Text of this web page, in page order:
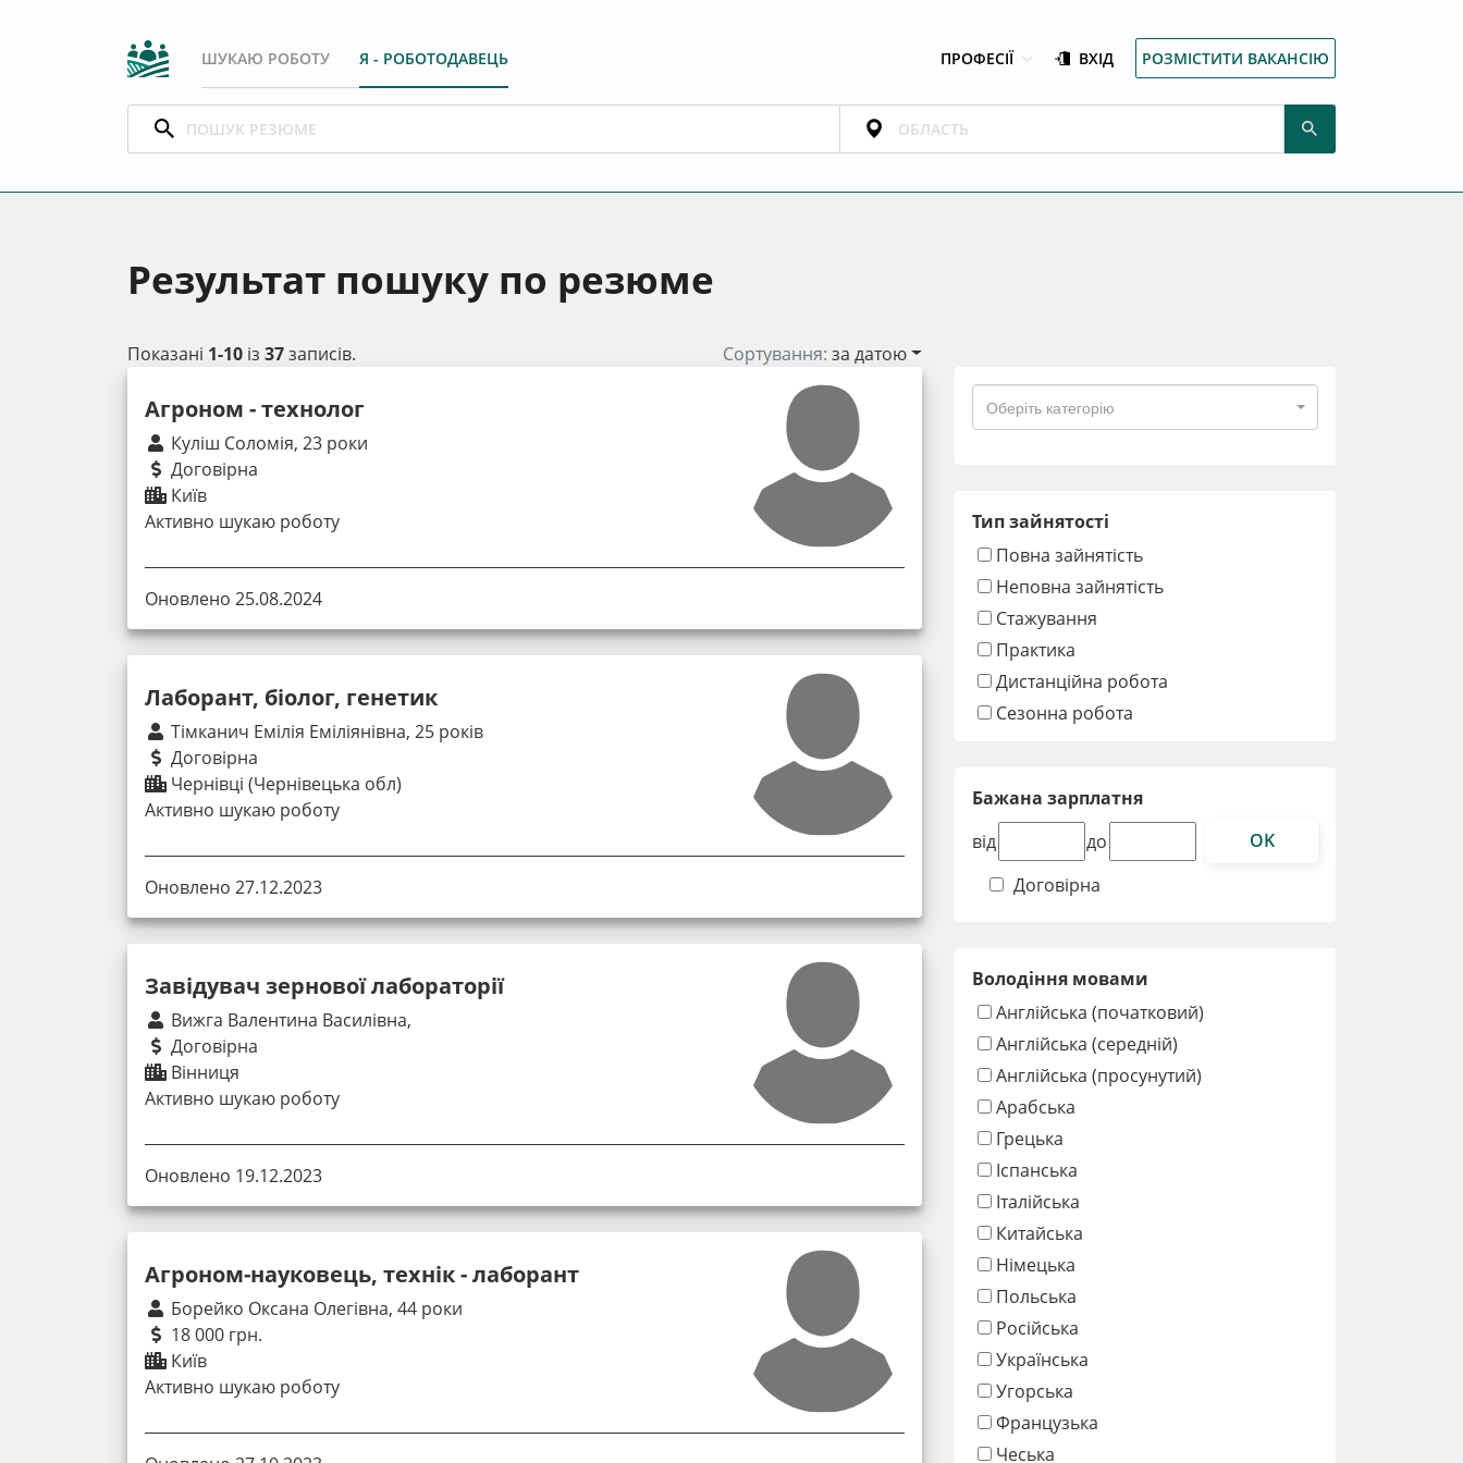
ШУКАЮ РОБОТУ Я - РОБОТОДАВЕЦЬ ПРОФЕСІЇ ВХІД РОЗМІСТИТИ ВАКАНСІЮ
Результат пошуку по резюме
Показані 1-10 із 37записів. Сортування:за датою
Агроном - технолог
Куліш Соломія, 23 роки
Договірна
Київ
Активно шукаю роботу
Оновлено 25.08.2024
Лаборант, біолог, генетик
Тімканич Емілія Еміліянівна, 25 років
Договірна
Чернівці (Чернівецька обл)
Активно шукаю роботу
Оновлено 27.12.2023
Завідувач зернової лабораторії
Вижга Валентина Василівна,
Договірна
Вінниця
Активно шукаю роботу
Оновлено 19.12.2023
Агроном-науковець, технік - лаборант
Борейко Оксана Олегівна, 44 роки
18 000 грн.
Київ
Активно шукаю роботу
Оберіть категорію
Тип зайнятості
Повна зайнятість
Неповна зайнятість
Стажування
Практика
Дистанційна робота
Сезонна робота
Бажана зарплатня
від
до
OK
Договірна
Володіння мовами
Англійська (початковий)
Англійська (середній)
Англійська (просунутий)
Арабська
Грецька
Іспанська
Італійська
Китайська
Німецька
Польська
Російська
Українська
Угорська
Французька
Чеська